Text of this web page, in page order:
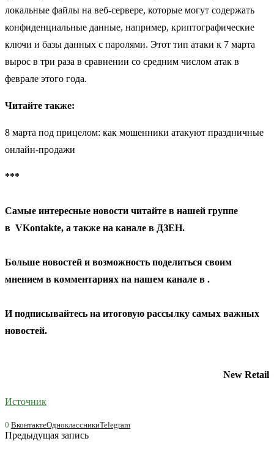
локальные файлы на веб-сервере, которые могут содержать
конфиденциальные данные, например, криптографические
ключи и базы данных с паролями. Этот тип атаки к 7 марта
вырос в три раза в сравнении со средним числом атак в
феврале этого года.
Читайте также:
8 марта под прицелом: как мошенники атакуют праздничные
онлайн-продажи
***
Самые интересные новости читайте в нашей группе
в VKontakte, а также на канале в ДЗЕН.
Больше новостей и возможность поделиться своим
мнением в комментариях на нашем канале в .
Иподписывайтесь на итоговую рассылку самых важных
новостей.
New Retail
Источник
0 ВконтактеОдноклассникиTelegram
Предыдущая запись